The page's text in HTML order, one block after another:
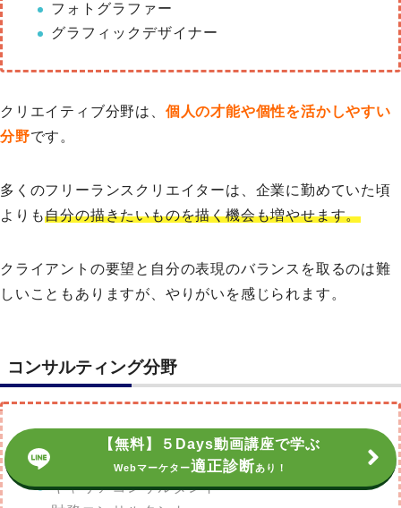
フォトグラファー
グラフィックデザイナー
クリエイティブ分野は、 個人の才能や個性を活かしやすい
分野です。
多くのフリーランスクリエイターは、企業に勤めていた頃
よりも自分の描きたいものを描く機会も増やせます。
クライアントの要望と自分の表現のバランスを取るのは難
しいこともありますが、やりがいを感じられます。
コンサルティング分野
経営コンサルタント
マーケティングコンサルタント
キャリアコンサルタント
【無料】５Days動画講座で学ぶ
Webマーケター適正診断あり！